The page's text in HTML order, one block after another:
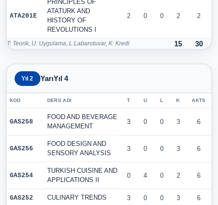
ATA201E
PRINCIPLES OF
ATATURK AND
HISTORY OF
REVOLUTIONS I
2 0 0 2 2
T: Teorik, U: Uygulama, L:Labarotuvar, K: Kredi 15 30
Yıl 2 YarıYıl 4
KOD DERS ADI T U L K AKTS
GAS258
FOOD AND BEVERAGE
MANAGEMENT
3 0 0 3 6
GAS256
FOOD DESIGN AND
SENSORY ANALYSIS
3 0 0 3 6
GAS254
TURKISH CUISINE AND
APPLICATIONS II
0 4 0 2 6
GAS252 CULINARY TRENDS 3 0 0 3 6